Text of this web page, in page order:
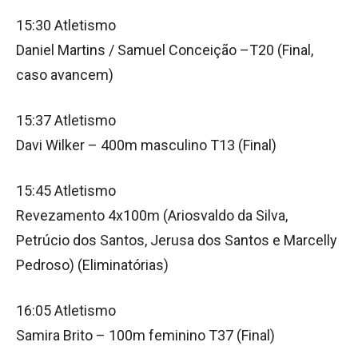
15:30 Atletismo
Daniel Martins / Samuel Conceição –T20 (Final,
caso avancem)
15:37 Atletismo
Davi Wilker – 400m masculino T13 (Final)
15:45 Atletismo
Revezamento 4x100m (Ariosvaldo da Silva,
Petrúcio dos Santos, Jerusa dos Santos e Marcelly
Pedroso) (Eliminatórias)
16:05 Atletismo
Samira Brito – 100m feminino T37 (Final)